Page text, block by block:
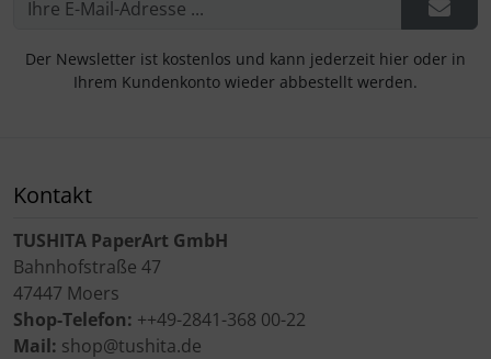
Der Newsletter ist kostenlos und kann jederzeit hier oder in
Ihrem Kundenkonto wieder abbestellt werden.
Kontakt
TUSHITA PaperArt GmbH
Bahnhofstraße 47
47447 Moers
Shop-Telefon: ++49-2841-368 00-22
Mail: shop@tushita.de